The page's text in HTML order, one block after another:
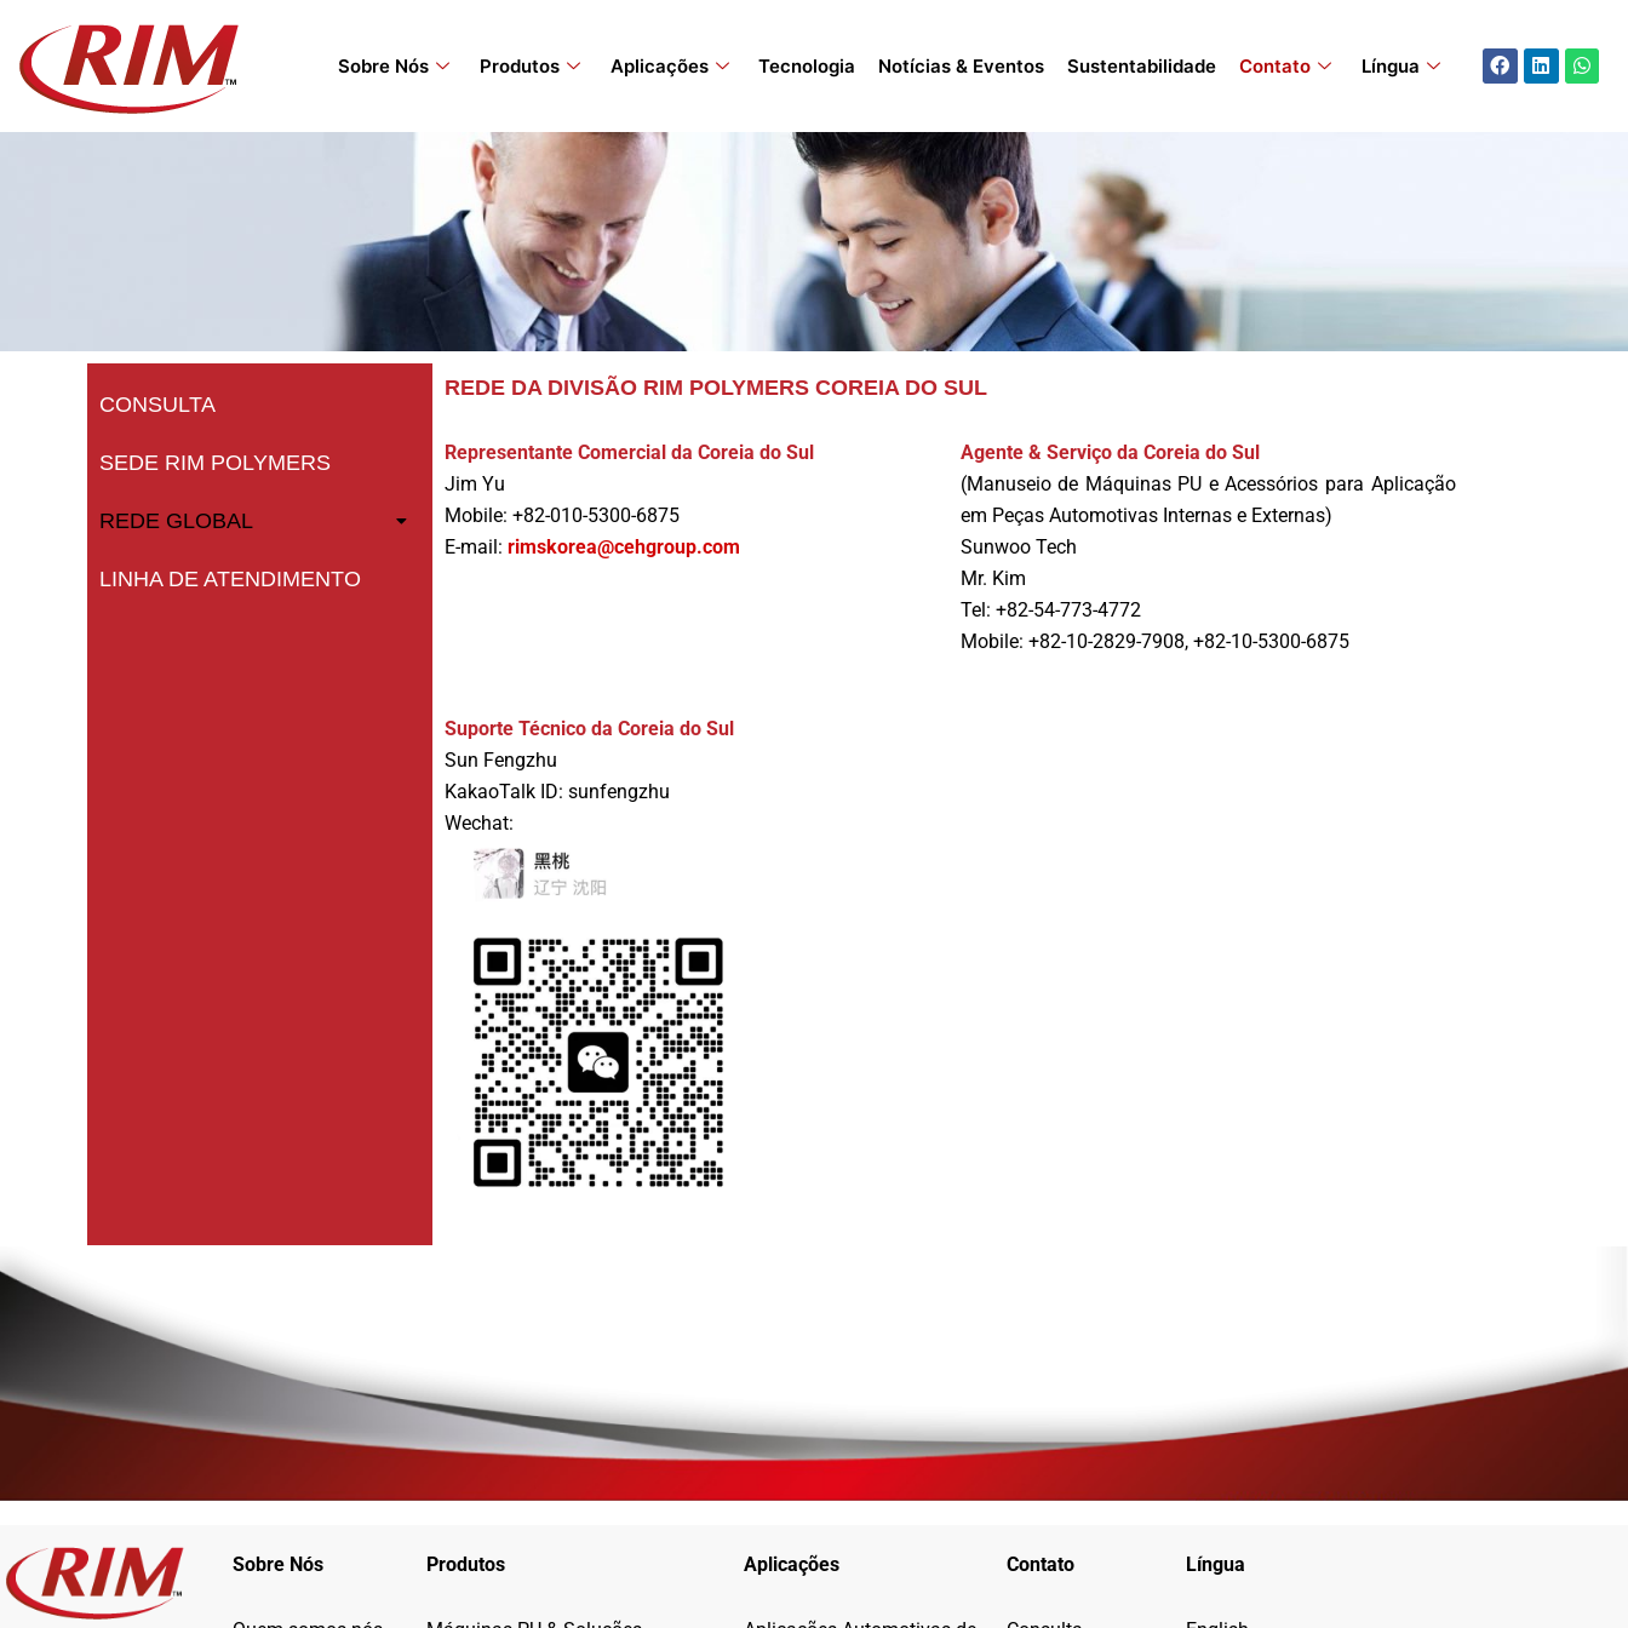
content
Sobre Nós Produtos Aplicações Tecnologia Notícias & Eventos Sustentabilidade Contato Língua Facebook
Linkedin
CONSULTA
SEDE RIM POLYMERS
REDE GLOBAL
LINHA DE ATENDIMENTO
REDE DA DIVISÃO RIM POLYMERS COREIA DO SUL
Representante Comercial da Coreia do Sul
Jim Yu
Mobile: +82-010-5300-6875
E-mail: rimskorea@cehgroup.com
Agente & Serviço da Coreia do Sul
(Manuseio de Máquinas PU e Acessórios para Aplicação
em Peças Automotivas Internas e Externas)
Sunwoo Tech
Mr. Kim
Tel: +82-54-773-4772
Mobile: +82-10-2829-7908, +82-10-5300-6875
Suporte Técnico da Coreia do Sul
Sun Fengzhu
KakaoTalk ID: sunfengzhu
Wechat:
Sobre Nós Produtos Aplicações Contato Língua